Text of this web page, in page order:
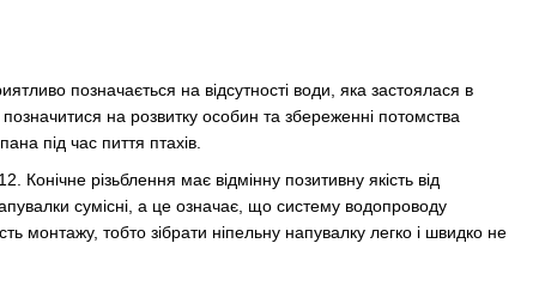
позначається на відсутності води, яка застоялася в
на розвитку особин та збереженні потомства
під час пиття птахів.
різьблення має відмінну позитивну якість від
сумісні, а це означає, що систему водопроводу
монтажу, тобто зібрати ніпельну напувалку легко і швидко не